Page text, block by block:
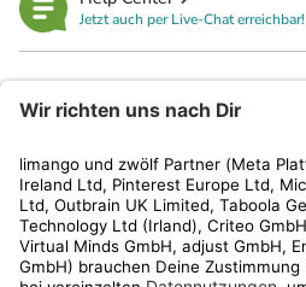
Jetzt auch per Live-Chat erreichbar!
Kundenservice
Shop